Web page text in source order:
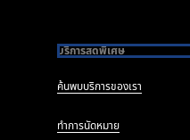
บริการสุดพิเศษ
ค้นพบบริการของเรา
ทำการนัดหมาย